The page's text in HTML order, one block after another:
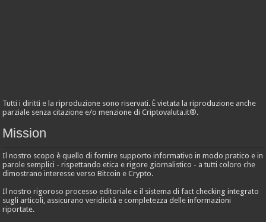
Tutti i diritti e la riproduzione sono riservati. È vietata la riproduzione anche
parziale senza citazione e/o menzione di Criptovaluta.it®.
Mission
Il nostro scopo è quello di fornire supporto informativo in modo pratico e in
parole semplici - rispettando etica e rigore giornalistico - a tutti coloro che
dimostrano interesse verso Bitcoin e Crypto.
Il nostro rigoroso processo editoriale e il sistema di fact checking integrato
sugli articoli, assicurano veridicità e completezza delle informazioni
riportate.